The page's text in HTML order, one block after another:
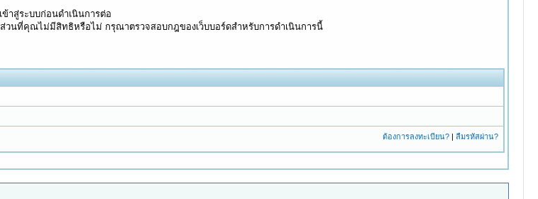
าสู่ระบบก่อนดำเนินการต่อ
นที่คุณไม่มีสิทธิหรือไม่ กรุณาตรวจสอบกฎของเว็บบอร์ดสำหรับการดำเนินการนี้
ต้องการลงทะเบียน?| ลืมรหัสผ่าน?